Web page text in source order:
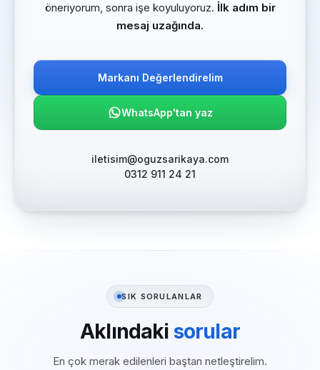
öneriyorum, sonra işe koyuluyoruz. İlk adım bir
mesaj uzağında.
Markanı Değerlendirelim
WhatsApp'tan yaz
iletisim@oguzsarikaya.com
0312 911 24 21
SIK SORULANLAR
Aklındaki sorular
En çok merak edilenleri baştan netleştirelim.